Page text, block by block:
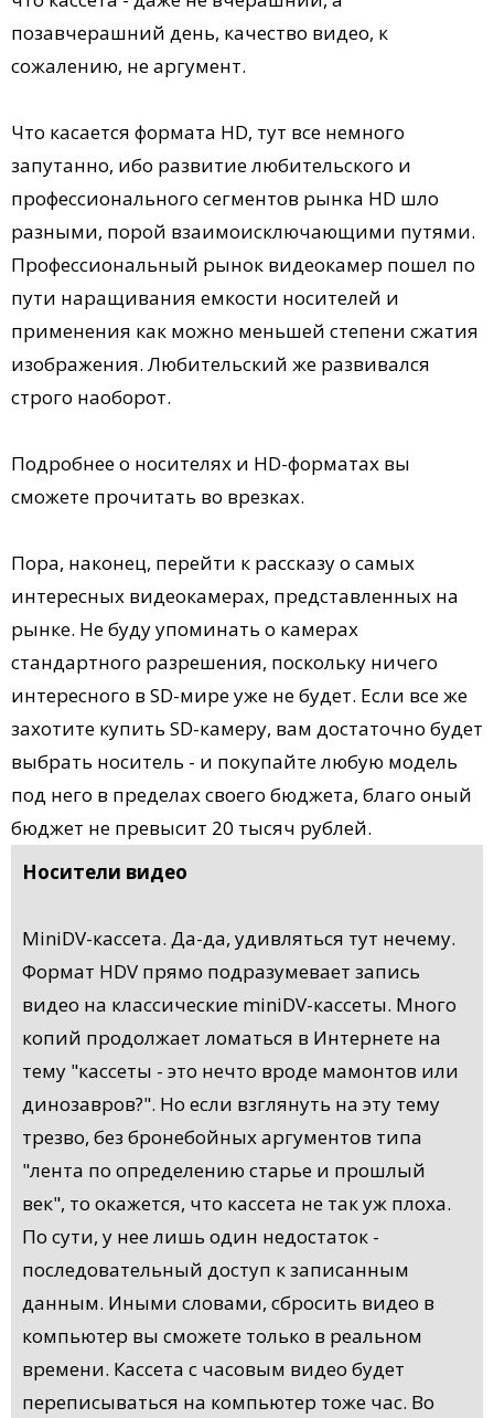
позавчерашний день, качество видео, к
сожалению, не аргумент.
Что касается формата HD, тут все немного
запутанно, ибо развитие любительского и
профессионального сегментов рынка HD шло
разными, порой взаимоисключающими путями.
Профессиональный рынок видеокамер пошел по
пути наращивания емкости носителей и
применения как можно меньшей степени сжатия
изображения. Любительский же развивался
строго наоборот.
Подробнее о носителях и HD-форматах вы
сможете прочитать во врезках.
Пора, наконец, перейти к рассказу о самых
интересных видеокамерах, представленных на
рынке. Не буду упоминать о камерах
стандартного разрешения, поскольку ничего
интересного в SD-мире уже не будет. Если все же
захотите купить SD-камеру, вам достаточно будет
выбрать носитель - и покупайте любую модель
под него в пределах своего бюджета, благо оный
бюджет не превысит 20 тысяч рублей.
Носители видео
MiniDV-кассета. Да-да, удивляться тут нечему.
Формат HDV прямо подразумевает запись
видео на классические miniDV-кассеты. Много
копий продолжает ломаться в Интернете на
тему "кассеты - это нечто вроде мамонтов или
динозавров?". Но если взглянуть на эту тему
трезво, без бронебойных аргументов типа
"лента по определению старье и прошлый
век", то окажется, что кассета не так уж плоха.
По сути, у нее лишь один недостаток -
последовательный доступ к записанным
данным. Иными словами, сбросить видео в
компьютер вы сможете только в реальном
времени. Кассета с часовым видео будет
переписываться на компьютер тоже час. Во